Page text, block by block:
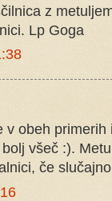
z
Lp Goga
v obeh
všeč :).
če